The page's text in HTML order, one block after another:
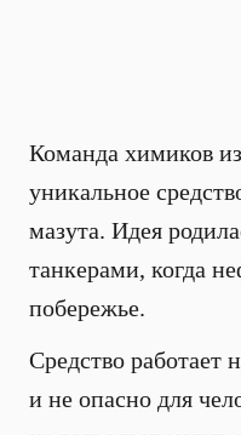
Команда химиков
уникальное
мазута. Идея
танкерами, когда
побережье.
Средство работает
и не опасно для